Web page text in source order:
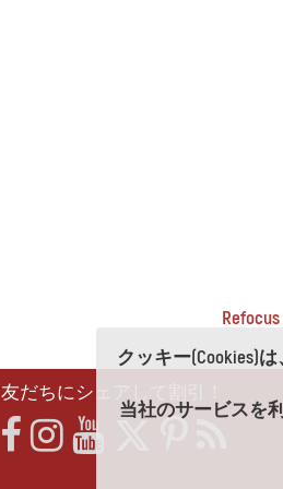
クッキー(Cookies)
当社のサービスを
友だちにシェアして割引！